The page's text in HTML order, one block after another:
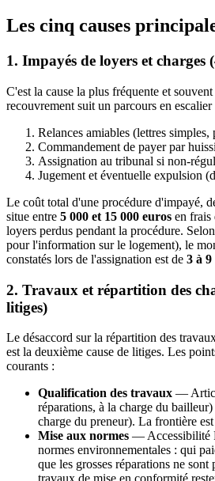
Les cinq causes
1. Impayés de loyers et charges
C'est la cause la plus fréquente et
recouvrement suit un parcours en escalier
Relances amiables (lettres
Commandement de payer par
Assignation au tribunal si non-
Jugement et éventuelle expulsion
Le coût total d'une procédure d'impayé,
situe entre 5 000 et 15 000 euros en frais
loyers perdus pendant la procédure.
pour l'information sur le logement), le
constatés lors de l'assignation est de 3 à
2. Travaux et répartition des
litiges)
Le désaccord sur la répartition des
est la deuxième cause de litiges. Les
courants :
Qualification des travaux —
réparations, à la charge du
charge du preneur). La frontière
Mise aux normes — Accessibilité
normes environnementales : qui
que les grosses réparations ne sont